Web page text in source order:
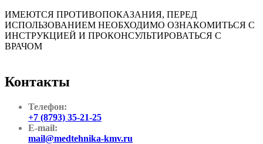
ИМЕЮТСЯ ПРОТИВОПОКАЗАНИЯ, ПЕРЕД
ИСПОЛЬЗОВАНИЕМ НЕОБХОДИМО ОЗНАКОМИТЬСЯ С
ИНСТРУКЦИЕЙ И ПРОКОНСУЛЬТИРОВАТЬСЯ С
ВРАЧОМ
Контакты
Телефон:
+7 (8793) 35-21-25
E-mail:
mail@medtehnika-kmv.ru